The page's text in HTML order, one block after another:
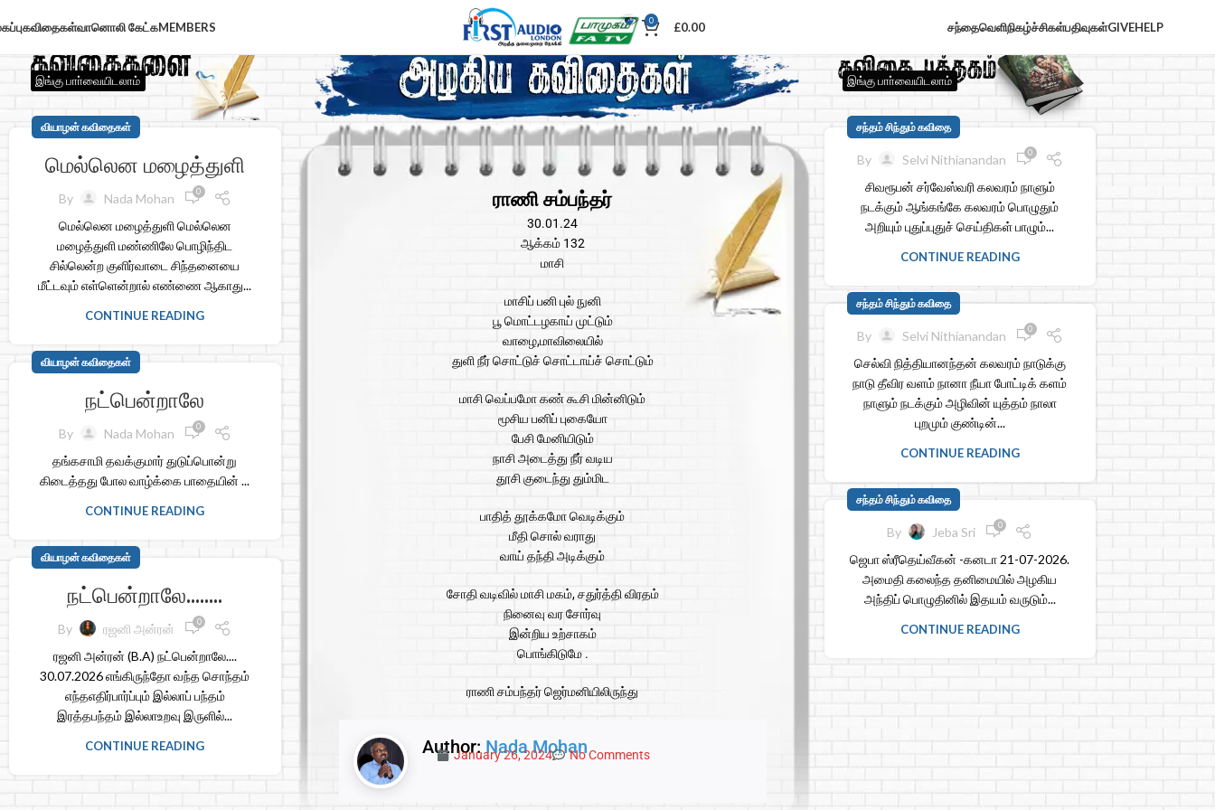
கவிதைகள்வானொலி கேட்கMEMBERS 0 £0.00 சந்தைவெளிநிகழ்ச்சிகள்பதிவுகள்GIVEHELP
இங்கு பாா்வையிடலாம் இங்கு பாா்வையிடலாம்
வியாழன் கவிதைகள்
மெல்லென மழைத்துளி
By Nada Mohan 0
மெல்லென மழைத்துளி மெல்லென
மழைத்துளி மண்ணிலே பொழிந்திட
சில்லென்ற குளிர்வாடை சிந்தனையை
மீட்டவும் எள்ளென்றால் எண்ணை ஆகாது...
CONTINUE READING
வியாழன் கவிதைகள்
நட்பென்றாலே
By Nada Mohan 0
தங்கசாமி தவக்குமார் துடுப்பொன்று
கிடைத்தது போல வாழ்க்கை பாதையின் ...
CONTINUE READING
வியாழன் கவிதைகள்
நட்பென்றாலே……..
By ரஜனி அன்ரன் 0
ரஜனி அன்ரன் (B.A) நட்பென்றாலே....
30.07.2026 எங்கிருந்தோ வந்த சொந்தம்
எந்தஎதிர்பார்ப்பும் இல்லாப் பந்தம்
இரத்தபந்தம் இல்லாஉறவு இருளில்...
CONTINUE READING
ராணி சம்பந்தர்
30.01.24
ஆக்கம் 132
மாசி
மாசிப் பனி புல் நுனி
பூ மொட்டழகாய் முட்டும்
வாழை,மாவிலையில்
துளி நீர் சொட்டுச் சொட்டாய்ச் சொட்டும்
மாசி வெப்பமோ கண் கூசி மின்னிடும்
மூசிய பனிப் புகையோ
பேசி மேனியிடும்
நாசி அடைத்து நீர் வடிய
தூசி குடைந்து தும்மிட
பாதித் தூக்கமோ வெடிக்கும்
மீதி சொல் வராது
வாய் தந்தி அடிக்கும்
சோதி வடிவில் மாசி மகம், சதுர்த்தி விரதம்
நினைவு வர சோர்வு
இன்றிய உற்சாகம்
பொங்கிடுமே .
ராணி சம்பந்தர் ஜெர்மனியிலிருந்து
Author:Nada Mohan
January 26, 2024 No Comments
சந்தம் சிந்தும் கவிதை
By Selvi Nithianandan 0
சிவரூபன் சர்வேஸ்வரி கலவரம் நாளும்
நடக்கும் ஆங்கங்கே கலவரம் பொழுதும்
அறியும் புதுப்புதுச் செய்திகள் பாழும்...
CONTINUE READING
சந்தம் சிந்தும் கவிதை
By Selvi Nithianandan 0
செல்வி நித்தியானந்தன் கலவரம் நாடுக்கு
நாடு தீவிர வளம் நானா நீயா போட்டிக் களம்
நாளும் நடக்கும் அழிவின் யுத்தம் நாலா
புறமும் குண்டின்...
CONTINUE READING
சந்தம் சிந்தும் கவிதை
By Jeba Sri 0
ஜெபா ஸ்ரீதெய்வீகன் -கனடா 21-07-2026.
அமைதி கலைந்த தனிமையில் அழகிய
அந்திப் பொழுதினில் இதயம் வருடும்...
CONTINUE READING